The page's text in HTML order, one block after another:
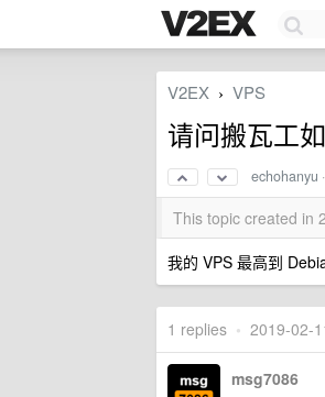
V2EX › VPS
请问搬瓦工
echohanyu ·
This topic created in
我的 VPS 最高到
1 replies • 2019-02-
msg7086